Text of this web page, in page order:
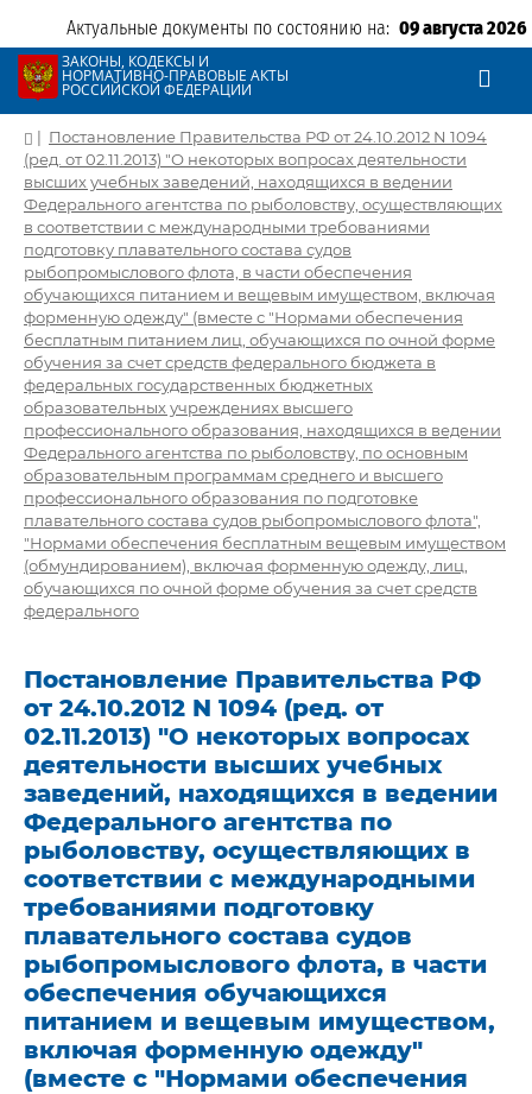
Актуальные документы по состоянию на: 09 августа 2026
ЗАКОНЫ, КОДЕКСЫ И
НОРМАТИВНО-ПРАВОВЫЕ АКТЫ
РОССИЙСКОЙ ФЕДЕРАЦИИ
| Постановление Правительства РФ от 24.10.2012 N 1094
(ред. от 02.11.2013) "О некоторых вопросах деятельности
высших учебных заведений, находящихся в ведении
Федерального агентства по рыболовству, осуществляющих
в соответствии с международными требованиями
подготовку плавательного состава судов
рыбопромыслового флота, в части обеспечения
обучающихся питанием и вещевым имуществом, включая
форменную одежду" (вместе с "Нормами обеспечения
бесплатным питанием лиц, обучающихся по очной форме
обучения за счет средств федерального бюджета в
федеральных государственных бюджетных
образовательных учреждениях высшего
профессионального образования, находящихся в ведении
Федерального агентства по рыболовству, по основным
образовательным программам среднего и высшего
профессионального образования по подготовке
плавательного состава судов рыбопромыслового флота",
"Нормами обеспечения бесплатным вещевым имуществом
(обмундированием), включая форменную одежду, лиц,
обучающихся по очной форме обучения за счет средств
федерального
Постановление Правительства РФ
от 24.10.2012 N 1094 (ред. от
02.11.2013) "О некоторых вопросах
деятельности высших учебных
заведений, находящихся в ведении
Федерального агентства по
рыболовству, осуществляющих в
соответствии с международными
требованиями подготовку
плавательного состава судов
рыбопромыслового флота, в части
обеспечения обучающихся
питанием и вещевым имуществом,
включая форменную одежду"
(вместе с "Нормами обеспечения